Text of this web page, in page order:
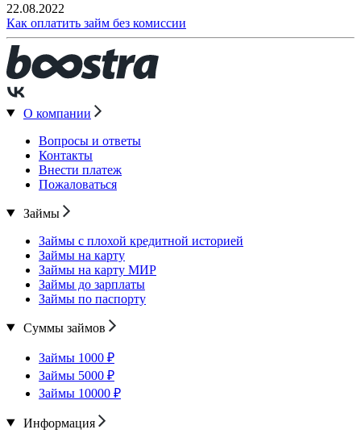
22.08.2022
Как оплатить займ без комиссии
О компании
Вопросы и ответы
Контакты
Внести платеж
Пожаловаться
Займы
Займы с плохой кредитной историей
Займы на карту
Займы на карту МИР
Займы до зарплаты
Займы по паспорту
Суммы займов
Займы 1000 ₽
Займы 5000 ₽
Займы 10000 ₽
Информация